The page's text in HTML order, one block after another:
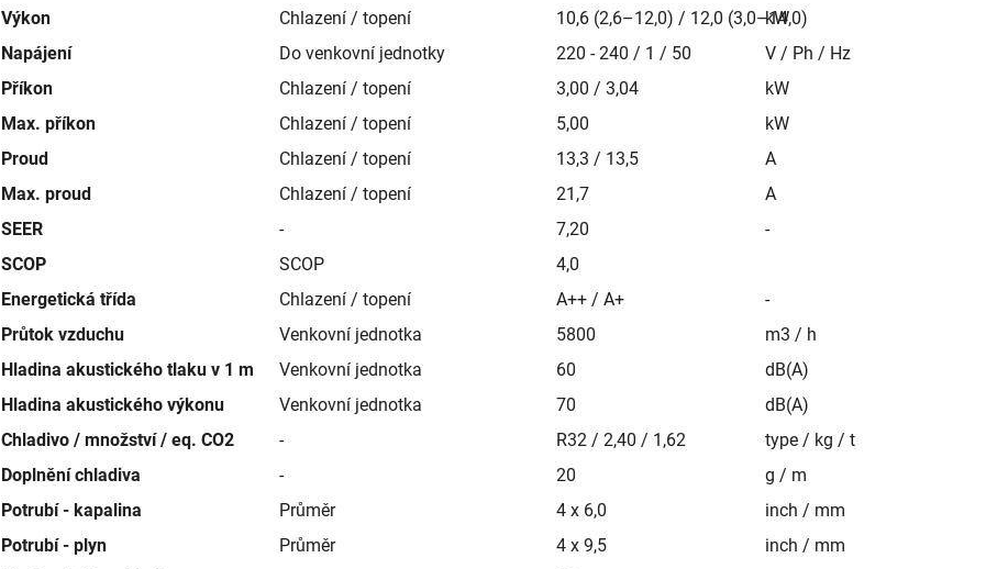
Výkon
Chlazení / topení 10,6 (2,6–12,0) / 12,0 (3,0–14,0)
kW
Napájení
Do venkovní jednotky 220 - 240 / 1 / 50
V / Ph / Hz
Příkon
Chlazení / topení 3,00 / 3,04
kW
Max. příkon
Chlazení / topení 5,00
kW
Proud
Chlazení / topení 13,3 / 13,5
A
Max. proud
Chlazení / topení 21,7
A
SEER
- 7,20
-
SCOP
SCOP
4,0
Energetická třída
Chlazení / topení A++ / A+
-
Průtok vzduchu
Venkovní jednotka 5800
m3 / h
Hladina akustického tlaku v 1 m
Venkovní jednotka 60
dB(A)
Hladina akustického výkonu
Venkovní jednotka 70
dB(A)
Chladivo / množství / eq. CO2
- R32 / 2,40 / 1,62
type / kg / t
Doplnění chladiva
- 20
g / m
Potrubí - kapalina
Průměr 4 x 6,0
inch / mm
Potrubí - plyn
Průměr 4 x 9,5
inch / mm